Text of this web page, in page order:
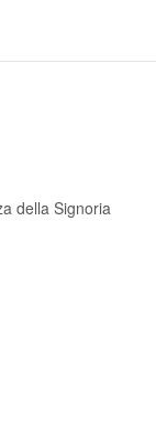
della Signoria